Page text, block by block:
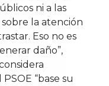
ni a las
la atención
Eso no es
daño”,
“base su